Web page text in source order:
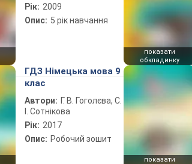
Рік: 2009
Опис: 5 рік навчання
показати
обкладинку
ГДЗ Німецька мова 9
клас
Автори: Г. В. Гоголєва, С.
І. Сотнікова
Рік: 2017
Опис: Робочий зошит
показати